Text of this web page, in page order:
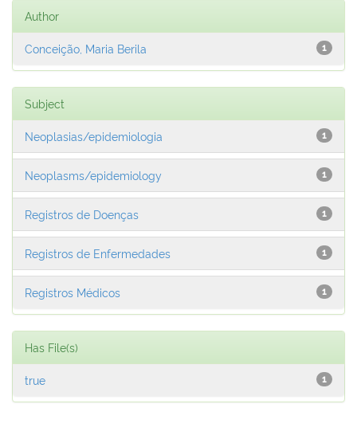
Author
1
Conceição, Maria Berila
Subject
1
Neoplasias/epidemiologia
1
Neoplasms/epidemiology
1
Registros de Doenças
1
Registros de Enfermedades
1
Registros Médicos
Has File(s)
1
true